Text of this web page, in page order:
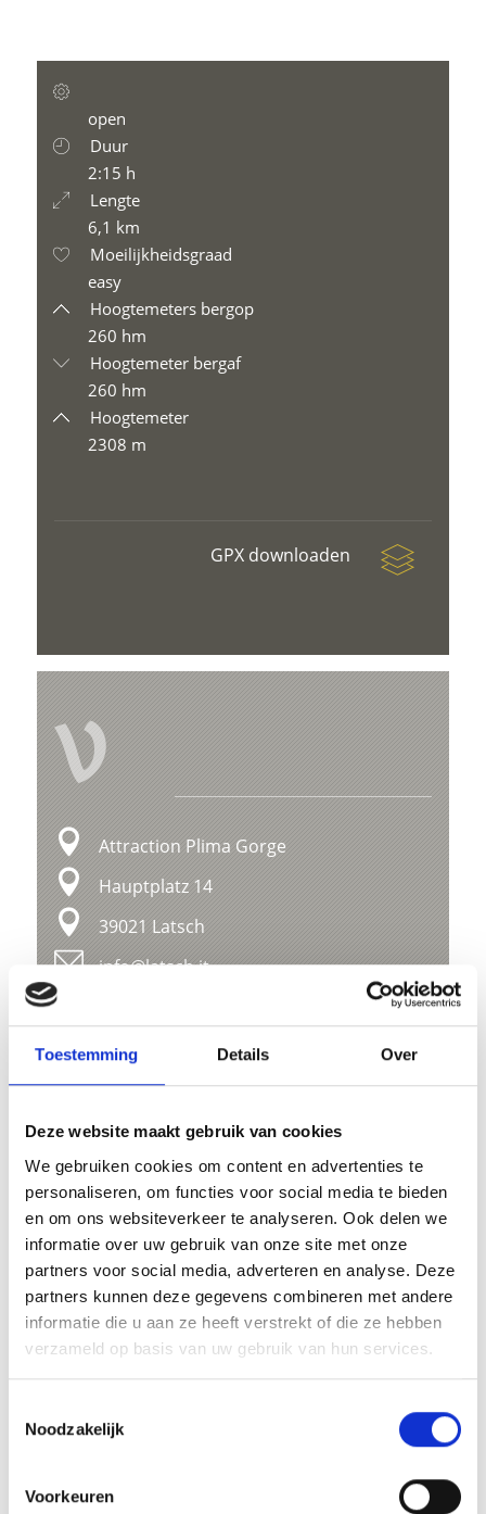
Toestemming Details Over
Deze website maakt gebruik van cookies
We gebruiken cookies om content en advertenties te
personaliseren, om functies voor social media te bieden
en om ons websiteverkeer te analyseren. Ook delen we
informatie over uw gebruik van onze site met onze
partners voor social media, adverteren en analyse. Deze
partners kunnen deze gegevens combineren met andere
informatie die u aan ze heeft verstrekt of die ze hebben
verzameld op basis van uw gebruik van hun services.
Noodzakelijk
Voorkeuren
open
Duur
2:15 h
Lengte
6,1 km
Moeilijkheidsgraad
easy
Hoogtemeters bergop
260 hm
Hoogtemeter bergaf
260 hm
Hoogtemeter
2308 m
GPX downloaden
V
Attraction Plima Gorge
Hauptplatz 14
39021 Latsch
info@latsch.it
Ligging
Impressies